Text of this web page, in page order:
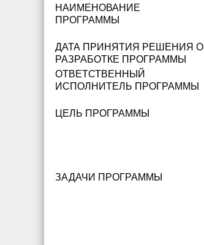
НАИМЕНОВАНИЕ
ПРОГРАММЫ
ДАТА ПРИНЯТИЯ РЕШЕНИЯ О
РАЗРАБОТКЕ ПРОГРАММЫ
ОТВЕТСТВЕННЫЙ
ИСПОЛНИТЕЛЬ ПРОГРАММЫ
ЦЕЛЬ ПРОГРАММЫ
ЗАДАЧИ ПРОГРАММЫ